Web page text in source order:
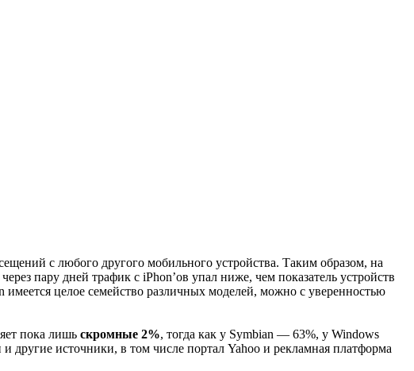
с любого другого мобильного устройства. Таким образом, на
пару дней трафик с iPhon’ов упал ниже, чем показатель устройств
целое семейство различных моделей, можно с уверенностью
пока лишь скромные 2%, тогда как у Symbian — 63%, у Windows
источники, в том числе портал Yahoo и рекламная платформа